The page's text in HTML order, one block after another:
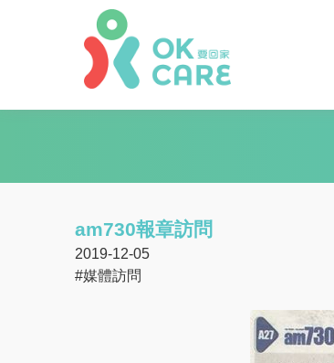
am730報章訪問
2019-12-05
#媒體訪問